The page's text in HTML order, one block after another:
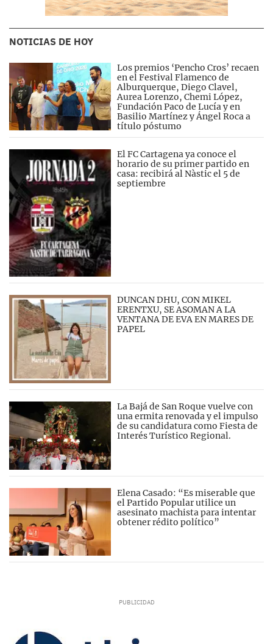
NOTICIAS DE HOY
Los premios ‘Pencho Cros’ recaen
en el Festival Flamenco de
Alburquerque, Diego Clavel,
Aurea Lorenzo, Chemi López,
Fundación Paco de Lucía y en
Basilio Martínez y Ángel Roca a
título póstumo
El FC Cartagena ya conoce el
horario de su primer partido en
casa: recibirá al Nàstic el 5 de
septiembre
DUNCAN DHU, CON MIKEL
ERENTXU, SE ASOMAN A LA
VENTANA DE EVA EN MARES DE
PAPEL
La Bajá de San Roque vuelve con
una ermita renovada y el impulso
de su candidatura como Fiesta de
Interés Turístico Regional.
Elena Casado: “Es miserable que
el Partido Popular utilice un
asesinato machista para intentar
obtener rédito político”